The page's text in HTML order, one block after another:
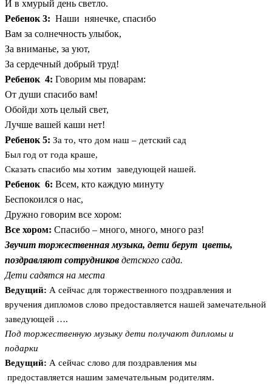
И в хмурый день светло.
Ребенок 3: Наши нянечке, спасибо
Вам за солнечность улыбок,
За вниманье, за уют,
За сердечный добрый труд!
Ребенок 4: Говорим мы поварам:
От души спасибо вам!
Обойди хоть целый свет,
Лучше вашей каши нет!
Ребенок 5: За то, что дом наш – детский сад
Был год от года краше,
Сказать спасибо мы хотим заведующей нашей.
Ребенок 6: Всем, кто каждую минуту
Беспокоился о нас,
Дружно говорим все хором:
Все хором: Спасибо – много, много, много раз!
Звучит торжественная музыка, дети берут цветы,
поздравляют сотрудников детского сада.
Дети садятся на места
Ведущий: А сейчас для торжественного поздравления и
вручения дипломов слово предоставляется нашей замечательной
заведующей ….
Под торжественную музыку дети получают дипломы и
подарки
Ведущий: А сейчас слово для поздравления мы
предоставляется нашим замечательным родителям.